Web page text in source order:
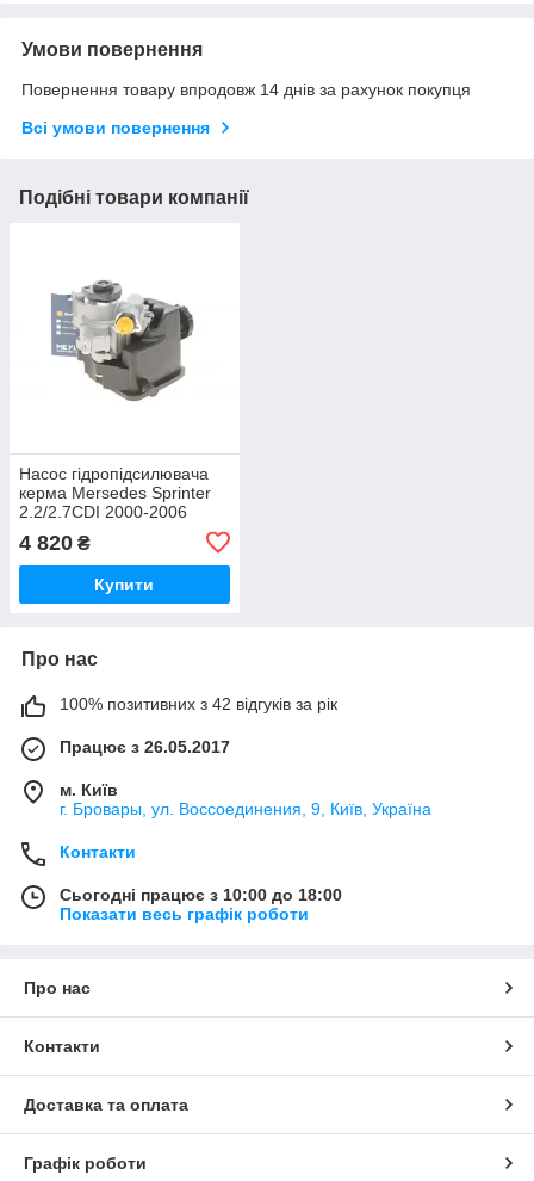
Умови повернення
Повернення товару впродовж 14 днів за рахунок покупця
Всі умови повернення
Подібні товари компанії
Насос гідропідсилювача
керма Mersedes Sprinter
2.2/2.7CDI 2000-2006
4 820 ₴
Купити
Про нас
100% позитивних з 42 відгуків за рік
Працює з 26.05.2017
м. Київ
г. Бровары, ул. Воссоединения, 9, Київ, Україна
Контакти
Сьогодні працює з 10:00 до 18:00
Показати весь графік роботи
Про нас
Контакти
Доставка та оплата
Графік роботи